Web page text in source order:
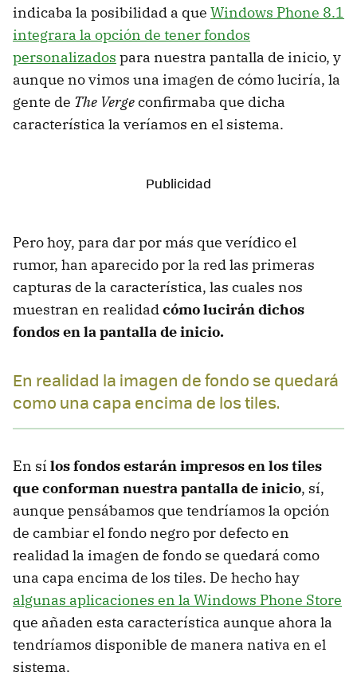
indicaba la posibilidad a que Windows Phone 8.1
integrara la opción de tener fondos
personalizados para nuestra pantalla de inicio, y
aunque no vimos una imagen de cómo luciría, la
gente de The Vergeconfirmaba que dicha
característica la veríamos en el sistema.
Pero hoy, para dar por más que verídico el
rumor, han aparecido por la red las primeras
capturas de la característica, las cuales nos
muestran en realidadcómo lucirán dichos
fondos en la pantalla de inicio.
En realidad la imagen de fondo se quedará
como una capa encima de los tiles.
En sí los fondos estarán impresos en los tiles
que conforman nuestra pantalla de inicio, sí,
aunque pensábamos que tendríamos la opción
de cambiar el fondo negro por defecto en
realidad la imagen de fondo se quedará como
una capa encima de los tiles. De hecho hay
algunas aplicaciones en la Windows Phone Store
que añaden esta característica aunque ahora la
tendríamos disponible de manera nativa en el
sistema.